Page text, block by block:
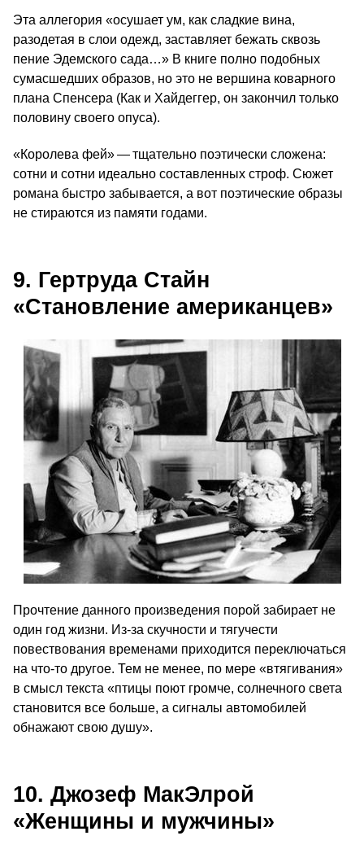
Эта аллегория «осушает ум, как сладкие вина,
разодетая в слои одежд, заставляет бежать сквозь
пение Эдемского сада…» В книге полно подобных
сумасшедших образов, но это не вершина коварного
плана Спенсера (Как и Хайдеггер, он закончил только
половину своего опуса).
«Королева фей» — тщательно поэтически сложена:
сотни и сотни идеально составленных строф. Сюжет
романа быстро забывается, а вот поэтические образы
не стираются из памяти годами.
9. Гертруда Стайн
«Становление американцев»
Прочтение данного произведения порой забирает не
один год жизни. Из-за скучности и тягучести
повествования временами приходится переключаться
на что-то другое. Тем не менее, по мере «втягивания»
в смысл текста «птицы поют громче, солнечного света
становится все больше, а сигналы автомобилей
обнажают свою душу».
10. Джозеф МакЭлрой
«Женщины и мужчины»